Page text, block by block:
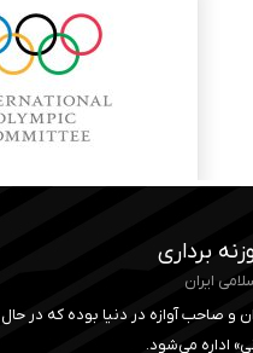
برداری
ایران
و صاحب آوازه در دنیا بوده که در حال
اداره می‌شود.